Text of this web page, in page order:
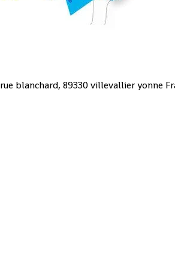
rue blanchard, 89330 villevallier yonne